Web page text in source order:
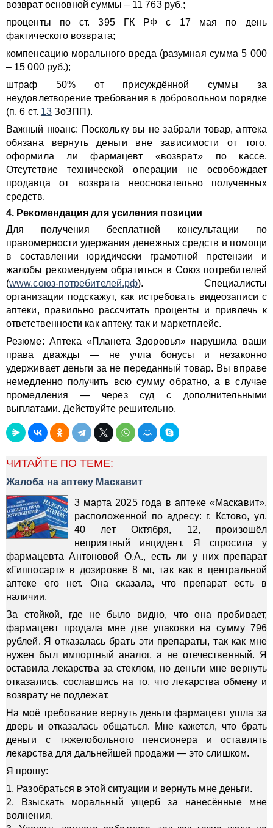
возврат основной суммы – 11 763 руб.;
проценты по ст. 395 ГК РФ с 17 мая по день
фактического возврата;
компенсацию морального вреда (разумная сумма 5 000
– 15 000 руб.);
штраф 50% от присуждённой суммы за
неудовлетворение требования в добровольном порядке
(п. 6 ст. 13 ЗоЗПП).
Важный нюанс: Поскольку вы не забрали товар, аптека
обязана вернуть деньги вне зависимости от того,
оформила ли фармацевт «возврат» по кассе.
Отсутствие технической операции не освобождает
продавца от возврата неосновательно полученных
средств.
4. Рекомендация для усиления позиции
Для получения бесплатной консультации по
правомерности удержания денежных средств и помощи
в составлении юридически грамотной претензии и
жалобы рекомендуем обратиться в Союз потребителей
(www.союз-потребителей.рф). Специалисты
организации подскажут, как истребовать видеозаписи с
аптеки, правильно рассчитать проценты и привлечь к
ответственности как аптеку, так и маркетплейс.
Резюме: Аптека «Планета Здоровья» нарушила ваши
права дважды — не учла бонусы и незаконно
удерживает деньги за не переданный товар. Вы вправе
немедленно получить всю сумму обратно, а в случае
промедления — через суд с дополнительными
выплатами. Действуйте решительно.
ЧИТАЙТЕ ПО ТЕМЕ:
Жалоба на аптеку Маскавит
3 марта 2025 года в аптеке «Маскавит»,
расположенной по адресу: г. Кстово, ул.
40 лет Октября, 12, произошёл
неприятный инцидент. Я спросила у
фармацевта Антоновой О.А., есть ли у них препарат
«Гиппосарт» в дозировке 8 мг, так как в центральной
аптеке его нет. Она сказала, что препарат есть в
наличии.
За стойкой, где не было видно, что она пробивает,
фармацевт продала мне две упаковки на сумму 796
рублей. Я отказалась брать эти препараты, так как мне
нужен был импортный аналог, а не отечественный. Я
оставила лекарства за стеклом, но деньги мне вернуть
отказались, сославшись на то, что лекарства обмену и
возврату не подлежат.
На моё требование вернуть деньги фармацевт ушла за
дверь и отказалась общаться. Мне кажется, что брать
деньги с тяжелобольного пенсионера и оставлять
лекарства для дальнейшей продажи — это слишком.
Я прошу:
1. Разобраться в этой ситуации и вернуть мне деньги.
2. Взыскать моральный ущерб за нанесённые мне
волнения.